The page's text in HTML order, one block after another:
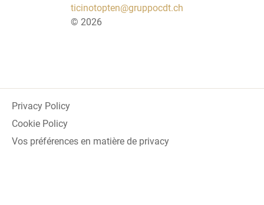
ticinotopten@gruppocdt.ch
© 2026
Privacy Policy
Cookie Policy
Vos préférences en matière de privacy